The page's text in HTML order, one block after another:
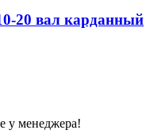
20 вал карданный
у менеджера!